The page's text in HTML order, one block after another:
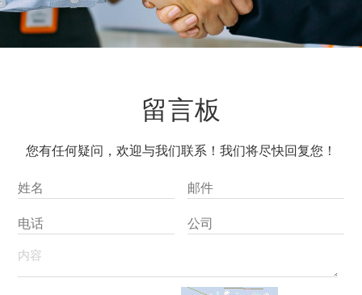
留言板
您有任何疑问，欢迎与我们联系！我们将尽快回复您！